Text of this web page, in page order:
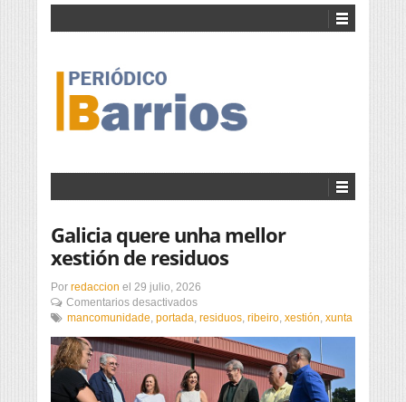
Galicia quere unha mellor
xestión de residuos
Por redaccion el 29 julio, 2026
Comentarios desactivadosen
Galicia
unha
mellor
xestión
de
mancomunidade, portada, residuos, ribeiro, xestión, xunta